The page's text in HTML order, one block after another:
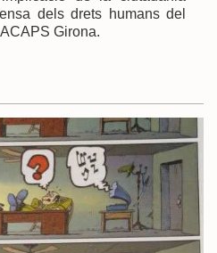
dels drets humans del
Girona.